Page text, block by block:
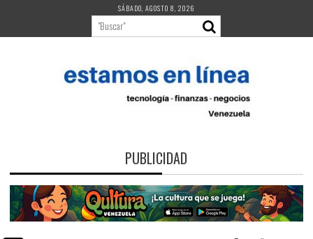
contenido
SÁBADO, AGOSTO 8, 2026
PUBLICIDAD